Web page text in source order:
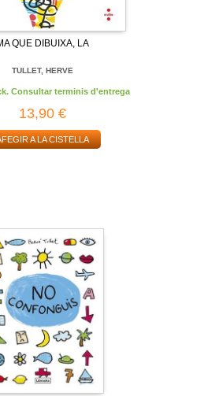
QUE DIBUIXA, LA
TULLET, HERVE
Consultar terminis d'entrega
13,90 €
A LA CISTELLA